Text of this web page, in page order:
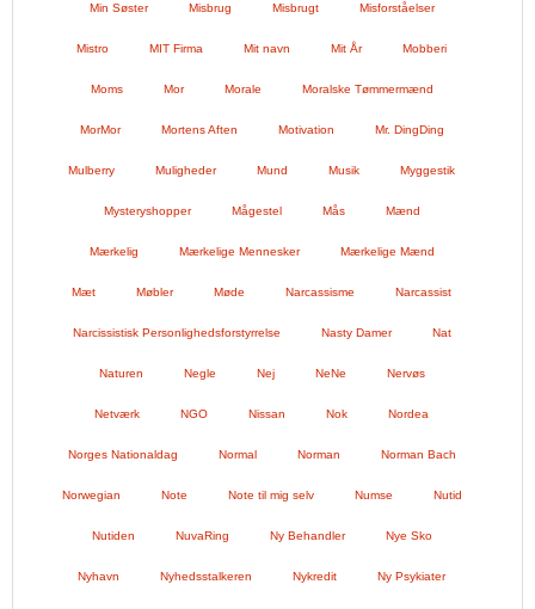
Min Søster Misbrug Misbrugt Misforståelser
Mistro MIT Firma Mit navn Mit År Mobberi
Moms Mor Morale Moralske Tømmermænd
MorMor Mortens Aften Motivation Mr. DingDing
Mulberry Muligheder Mund Musik Myggestik
Mysteryshopper Mågestel Mås Mænd
Mærkelig Mærkelige Mennesker Mærkelige Mænd
Mæt Møbler Møde Narcassisme Narcassist
Narcissistisk Personlighedsforstyrrelse Nasty Damer Nat
Naturen Negle Nej NeNe Nervøs
Netværk NGO Nissan Nok Nordea
Norges Nationaldag Normal Norman Norman Bach
Norwegian Note Note til mig selv Numse Nutid
Nutiden NuvaRing Ny Behandler Nye Sko
Nyhavn Nyhedsstalkeren Nykredit Ny Psykiater